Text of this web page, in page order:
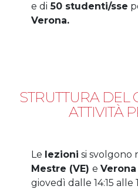
e di 50 studenti/sse
Verona.
STRUTTURA DEL
ATTIVITÀ
Le lezioni si svolgono
Mestre (VE) e Verona
giovedì dalle 14:15 alle